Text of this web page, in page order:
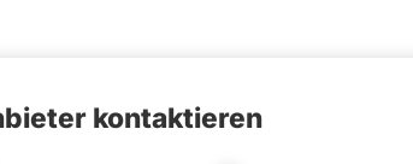
kontaktieren